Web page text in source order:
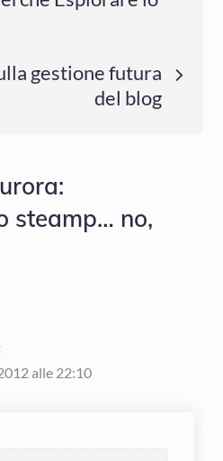
gestione futura
del blog
steamp… no,
alle 22:10